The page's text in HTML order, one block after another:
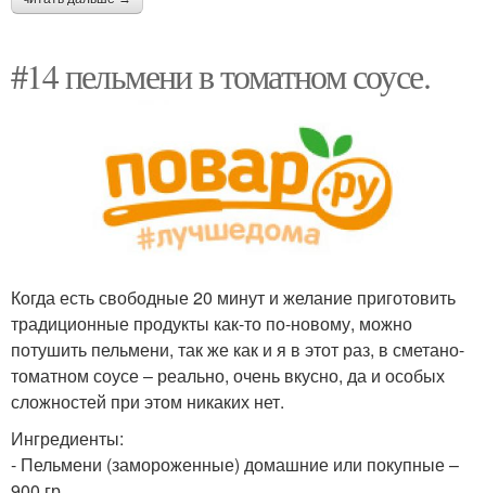
#14 пельмени в томатном соусе.
Когда есть свободные 20 минут и желание приготовить
традиционные продукты как-то по-новому, можно
потушить пельмени, так же как и я в этот раз, в сметано-
томатном соусе – реально, очень вкусно, да и особых
сложностей при этом никаких нет.
Ингредиенты:
- Пельмени (замороженные) домашние или покупные –